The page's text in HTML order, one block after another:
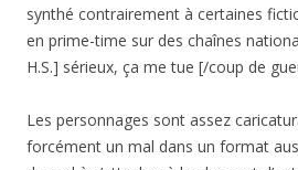
synthé contrairement à certaines
en prime-time sur des chaînes
H.S.] sérieux, ça me tue [/coup de
Les personnages sont assez
forcément un mal dans un format